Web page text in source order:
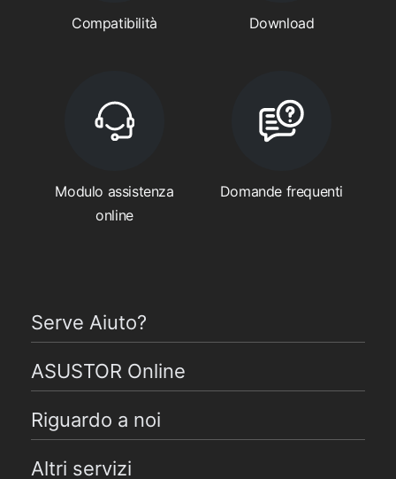
Compatibilità Download
Modulo assistenza
online
Domande frequenti
Serve Aiuto?
ASUSTOR Online
Riguardo a noi
Altri servizi